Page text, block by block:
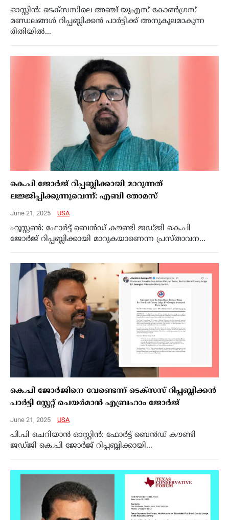
ഓസ്റ്റിൻ: ടെക്സസിലെ അഞ്ച് യുഎസ് കോൺഗ്രസ്
മണ്ഡലങ്ങൾ റിപ്പബ്ലിക്കൻ പാർട്ടിക്ക് അനുകൂലമാകുന്ന
രീതിയിൽ...
കെ.പി ജോര്‍ജ് റിപ്പബ്ലിക്കായി മാറുന്നത്
ലജ്ജിപ്പിക്കുന്നുവെന്ന്: എബി തോമസ്‌
June 21, 2025 USA
ഹൂസ്റ്റണ്‍: ഫോര്‍ട്ട് ബെന്‍ഡ് കൗണ്ടി ജഡ്ജി കെ.പി
ജോര്‍ജ് റിപ്പബ്ലിക്കായി മാറുകയാണെന്ന പ്രസ്താവന...
കെ.പി ജോര്‍ജിനെ വേണ്ടെന്ന് ടെക്‌സസ് റിപ്പബ്ലിക്കന്‍
പാര്‍ട്ടി സ്റ്റേറ്റ് ചെയര്‍മാന്‍ എബ്രഹാം ജോര്‍ജ്‌
June 21, 2025 USA
പി.പി ചെറിയാന്‍ ഓസ്റ്റിന്‍: ഫോര്‍ട്ട് ബെന്‍ഡ് കൗണ്ടി
ജഡ്ജി കെ.പി ജോര്‍ജ് റിപ്പബ്ലിക്കായി...